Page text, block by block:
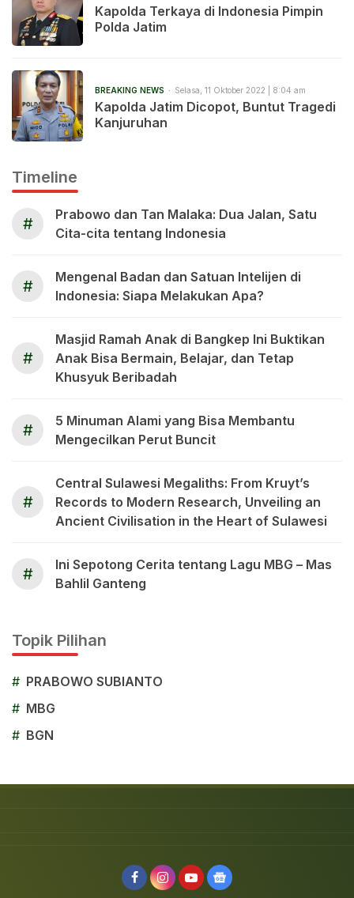
Kapolda Terkaya di Indonesia Pimpin
Polda Jatim
BREAKING NEWS Selasa, 11 Oktober 2022 | 8:04 am
Kapolda Jatim Dicopot, Buntut Tragedi
Kanjuruhan
Timeline
#
Prabowo dan Tan Malaka: Dua Jalan, Satu
Cita-cita tentang Indonesia
#
Mengenal Badan dan Satuan Intelijen di
Indonesia: Siapa Melakukan Apa?
#
Masjid Ramah Anak di Bangkep Ini Buktikan
Anak Bisa Bermain, Belajar, dan Tetap
Khusyuk Beribadah
#
5 Minuman Alami yang Bisa Membantu
Mengecilkan Perut Buncit
#
Central Sulawesi Megaliths: From Kruyt’s
Records to Modern Research, Unveiling an
Ancient Civilisation in the Heart of Sulawesi
#
Ini Sepotong Cerita tentang Lagu MBG – Mas
Bahlil Ganteng
Topik Pilihan
# PRABOWO SUBIANTO
# MBG
# BGN